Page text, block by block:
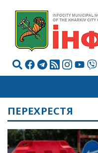
ПЕРЕХРЕСТЯ